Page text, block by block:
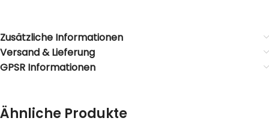
Zusätzliche Informationen
Versand & Lieferung
GPSR Informationen
Ähnliche Produkte